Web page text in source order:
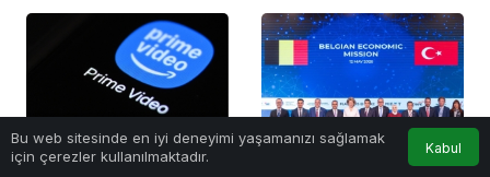
Teknoloji Teknoloji
Bu web sitesinde en iyi deneyimi yaşamanızı sağlamak
için çerezler kullanılmaktadır.
Kabul